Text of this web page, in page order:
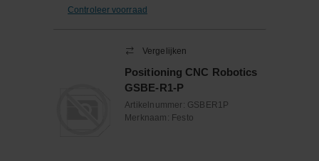
Controleer voorraad
Vergelijken
Positioning CNC Robotics
GSBE-R1-P
Artikelnummer: GSBER1P
Merknaam: Festo